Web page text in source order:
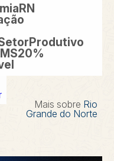
Mais sobre Rio
Grande do Norte